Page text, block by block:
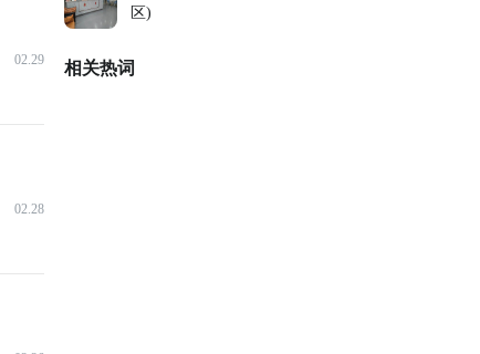
02.29
02.28
区)
相关热词